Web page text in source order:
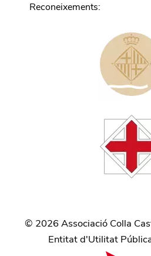
Reconeixements:
© 2026Associació Colla
Entitat d'Utilitat